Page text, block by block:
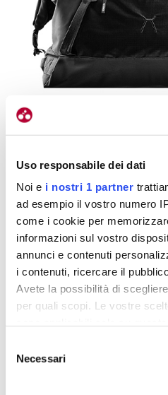
Uso responsabile dei dati
Noi e i nostri 1 partner
ad esempio il vostro numero
come i cookie per
informazioni sul vostro
annunci e contenuti
i contenuti, ricercare il
Avete la possibilità di
per quali scopi. Le vostre
revocare il proprio consenso
Dichiarazione sui cookie o
delNecessari
Tascone
La zona esterna della
cominciamo dal tascone
all’interno del quale si può
utilizzare la Whale Bag